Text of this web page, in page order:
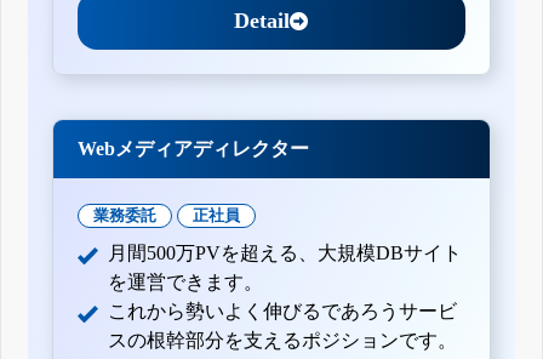
Detail
Webメディアディレクター
業務委託 正社員
月間500万PVを超える、大規模DBサイト
を運営できます。
これから勢いよく伸びるであろうサービ
スの根幹部分を支えるポジションです。